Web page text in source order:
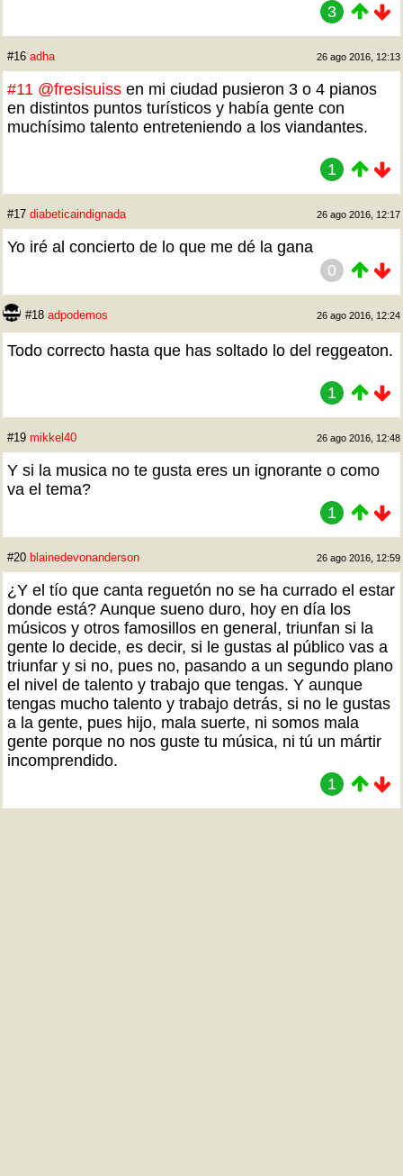
3
#16 adha 26 ago 2016, 12:13
#11 @fresisuiss en mi ciudad pusieron 3 o 4 pianos
en distintos puntos turísticos y había gente con
muchísimo talento entreteniendo a los viandantes.
1
#17 diabeticaindignada 26 ago 2016, 12:17
Yo iré al concierto de lo que me dé la gana
0
#18 adpodemos 26 ago 2016, 12:24
Todo correcto hasta que has soltado lo del reggeaton.
1
#19 mikkel40 26 ago 2016, 12:48
Y si la musica no te gusta eres un ignorante o como
va el tema?
1
#20 blainedevonanderson 26 ago 2016, 12:59
¿Y el tío que canta reguetón no se ha currado el estar
donde está? Aunque sueno duro, hoy en día los
músicos y otros famosillos en general, triunfan si la
gente lo decide, es decir, si le gustas al público vas a
triunfar y si no, pues no, pasando a un segundo plano
el nivel de talento y trabajo que tengas. Y aunque
tengas mucho talento y trabajo detrás, si no le gustas
a la gente, pues hijo, mala suerte, ni somos mala
gente porque no nos guste tu música, ni tú un mártir
incomprendido.
1